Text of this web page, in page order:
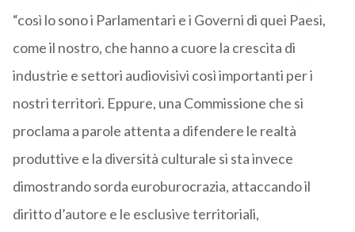
“così lo sono i Parlamentari e i Governi di quei Paesi,
come il nostro, che hanno a cuore la crescita di
industrie e settori audiovisivi così importanti per i
nostri territori. Eppure, una Commissione che si
proclama a parole attenta a difendere le realtà
produttive e la diversità culturale si sta invece
dimostrando sorda euroburocrazia, attaccando il
diritto d’autore e le esclusive territoriali,